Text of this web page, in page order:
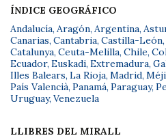
ÍNDICE GEOGRÁFICO
Andalucía, Aragón, Argentina,
Canarias, Cantabria, Castilla-León,
Catalunya, Ceuta-Melilla, Chile,
Ecuador, Euskadi, Extremadura,
Illes Balears, La Rioja, Madrid,
País Valencià, Panamá, Paraguay,
Uruguay, Venezuela
LLIBRES DEL MIRALL